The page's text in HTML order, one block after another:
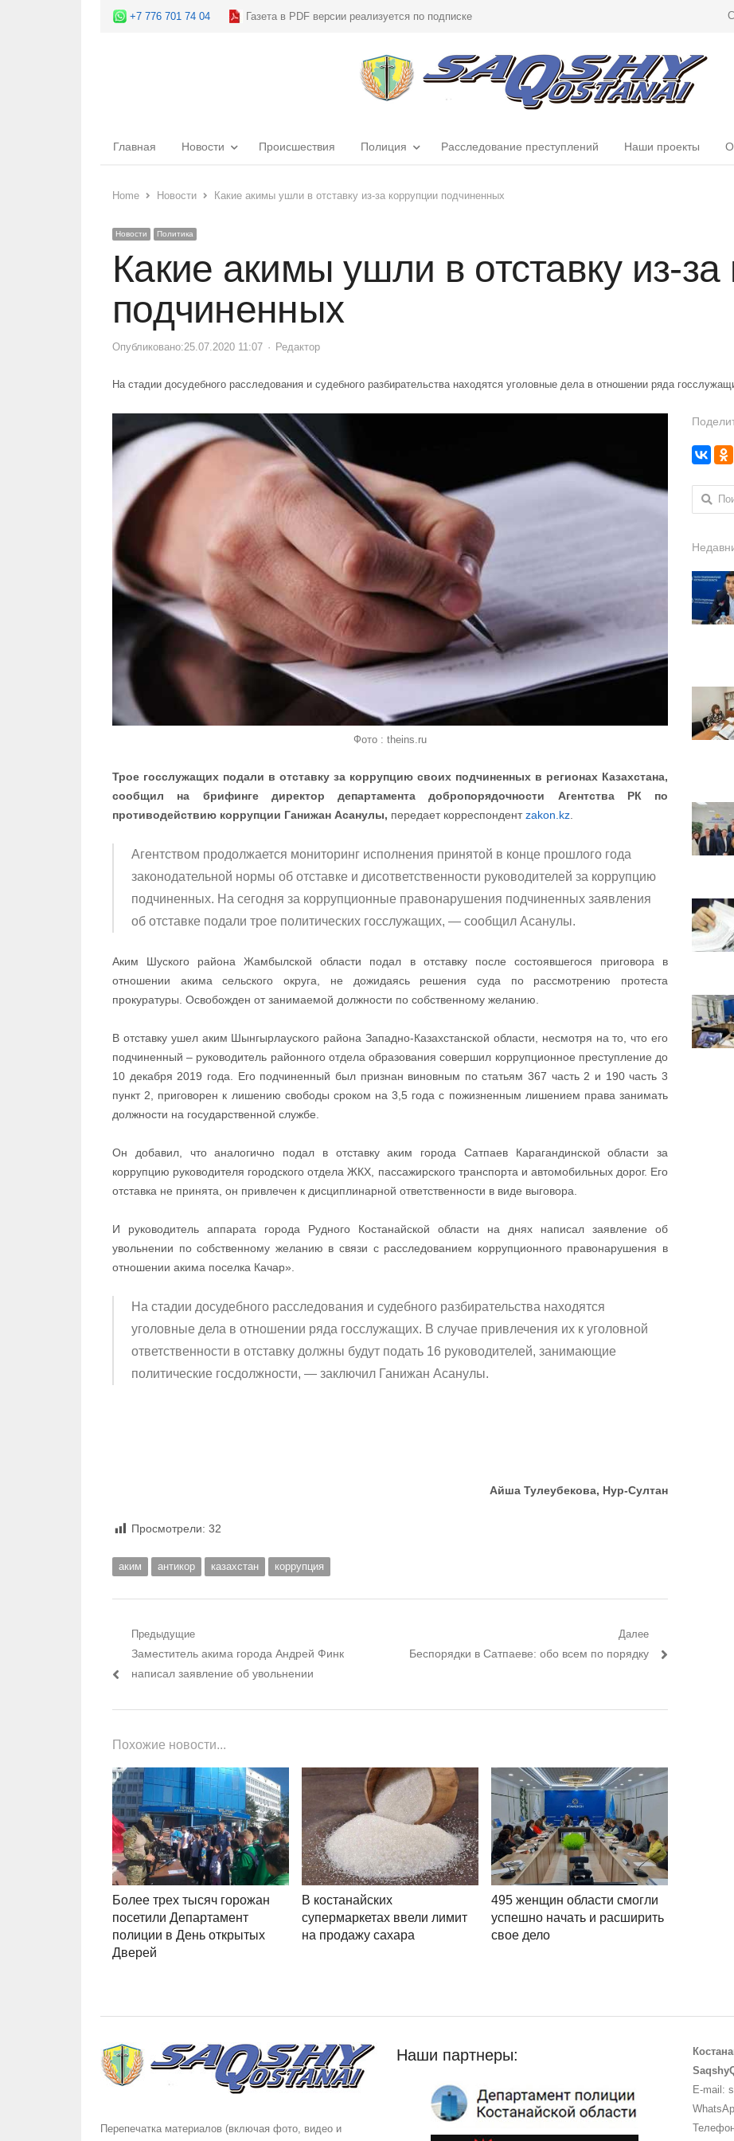
+7 776 701 74 04 Газета в PDF версии реализуется по подписке
Главная Новости Происшествия Полиция Расследование преступлений Наши проекты
Home
Новости Какие акимы ушли в отставку из-за коррупции подчиненных
Новости Политика
Какие акимы ушли в отставку из-за
подчиненных
Опубликовано:25.07.2020 11:07 Author
Редактор
На стадии досудебного расследования и судебного разбирательства находятся уголовные дела в отношении ряда
Фото : theins.ru
Трое госслужащих подали в отставку за коррупцию своих подчиненных в регионах Казахстана,
сообщил на брифинге директор департамента добропорядочности Агентства РК по
противодействию коррупции Ганижан Асанулы, передает корреспондентzakon.kz.
Агентством продолжается мониторинг исполнения принятой в конце прошлого года
законодательной нормы об отставке и дисответственности руководителей за коррупцию
подчиненных. На сегодня за коррупционные правонарушения подчиненных заявления
об отставке подали трое политических госслужащих, — сообщил Асанулы.
Аким Шуского района Жамбылской области подал в отставку после состоявшегося приговора в
отношении акима сельского округа, не дожидаясь решения суда по рассмотрению протеста
прокуратуры. Освобожден от занимаемой должности по собственному желанию.
В отставку ушел аким Шынгырлауского района Западно-Казахстанской области, несмотря на то, что его
подчиненный – руководитель районного отдела образования совершил коррупционное преступление до
10 декабря 2019 года. Его подчиненный был признан виновным по статьям 367 часть 2 и 190 часть 3
пункт 2, приговорен к лишению свободы сроком на 3,5 года с пожизненным лишением права занимать
должности на государственной службе.
Он добавил, что аналогично подал в отставку аким города Сатпаев Карагандинской области за
коррупцию руководителя городского отдела ЖКХ, пассажирского транспорта и автомобильных дорог. Его
отставка не принята, он привлечен к дисциплинарной ответственности в виде выговора.
И руководитель аппарата города Рудного Костанайской области на днях написал заявление об
увольнении по собственному желанию в связи с расследованием коррупционного правонарушения в
отношении акима поселка Качар».
На стадии досудебного расследования и судебного разбирательства находятся
уголовные дела в отношении ряда госслужащих. В случае привлечения их к уголовной
ответственности в отставку должны будут подать 16 руководителей, занимающие
политические госдолжности, — заключил Ганижан Асанулы.
Айша Тулеубекова, Нур-Султан
Просмотрели: 32
аким антикор казахстан коррупция
Навигация по записям
Предыдущие
Предыдущий пост:
Заместитель акима города Андрей Финк
написал заявление об увольнении
Далее
Следующий пост:
Беспорядки в Сатпаеве: обо всем по порядку
Похожие новости...
Более трех тысяч горожан
посетили Департамент
полиции в День открытых
Дверей
В костанайских
супермаркетах ввели лимит
на продажу сахара
495 женщин области смогли
успешно начать и расширить
свое дело
Найти:
Перепечатка материалов (включая фото, видео и
Наши партнеры:
E-mail: